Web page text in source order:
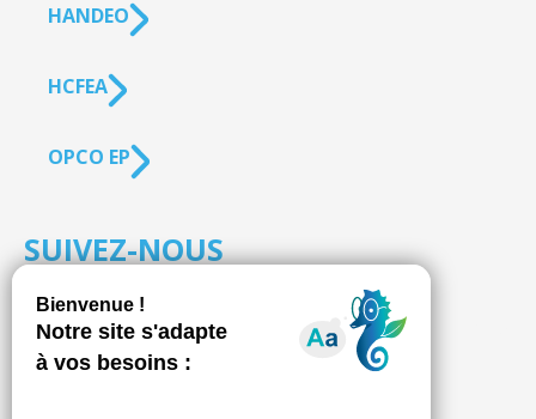
HANDEO
HCFEA
OPCO EP
SUIVEZ-NOUS